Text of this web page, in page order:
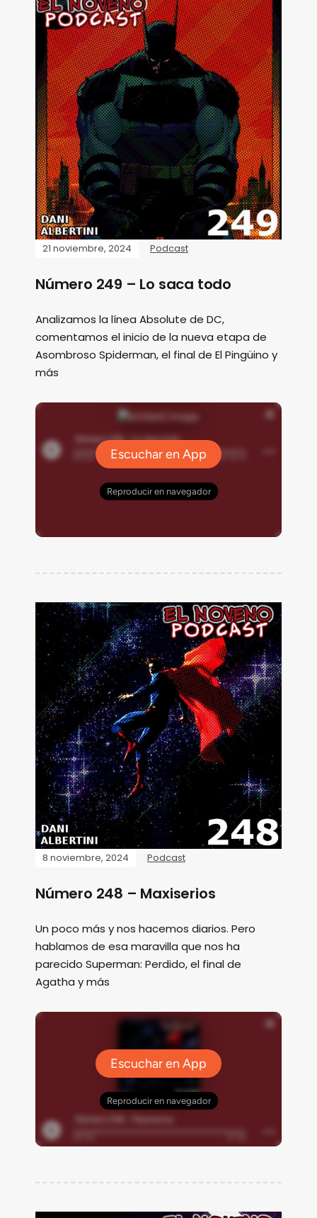
21 noviembre, 2024 Podcast
Número 249 – Lo saca todo
Analizamos la línea Absolute de DC,
comentamos el inicio de la nueva etapa de
Asombroso Spiderman, el final de El Pingüino y
más
8 noviembre, 2024 Podcast
Número 248 – Maxiserios
Un poco más y nos hacemos diarios. Pero
hablamos de esa maravilla que nos ha
parecido Superman: Perdido, el final de
Agatha y más